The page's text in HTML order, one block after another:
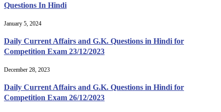
Questions In Hindi
January 5, 2024
Daily Current Affairs and G.K. Questions in Hindi for
Competition Exam 23/12/2023
December 28, 2023
Daily Current Affairs and G.K. Questions in Hindi for
Competition Exam 26/12/2023